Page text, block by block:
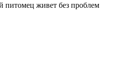
живет без проблем